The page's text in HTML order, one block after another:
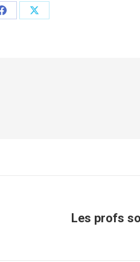
PartagerPartager
Les profs